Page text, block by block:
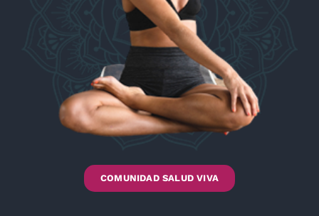
COMUNIDAD SALUD VIVA